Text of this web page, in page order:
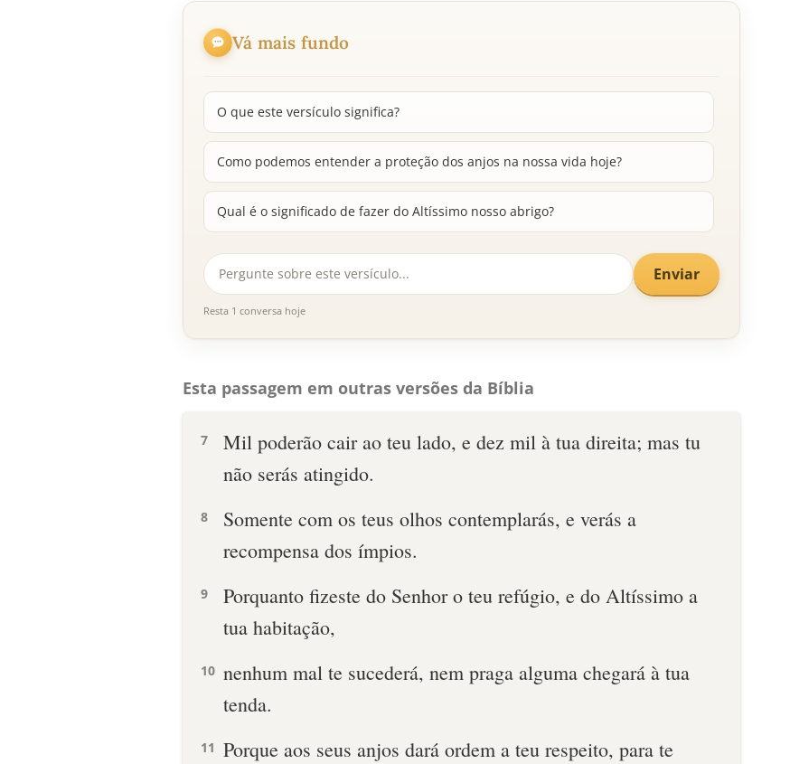
Vá mais fundo
O que este versículo significa?
Como podemos entender a proteção dos anjos na nossa vida hoje?
Qual é o significado de fazer do Altíssimo nosso abrigo?
Enviar
Resta 1 conversa hoje
Esta passagem em outras versões da Bíblia
7
Mil poderão cair ao teu lado, e dez mil à tua direita; mas tu
não serás atingido.
8
Somente com os teus olhos contemplarás, e verás a
recompensa dos ímpios.
9
Porquanto fizeste do Senhor o teu refúgio, e do Altíssimo a
tua habitação,
10 nenhum mal te sucederá, nem praga alguma chegará à tua
tenda.
11 Porque aos seus anjos dará ordem a teu respeito, para te